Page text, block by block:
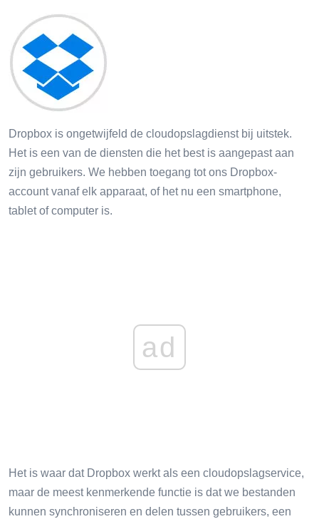
Dropbox is ongetwijfeld de cloudopslagdienst bij uitstek.
Het is een van de diensten die het best is aangepast aan
zijn gebruikers. We hebben toegang tot ons Dropbox-
account vanaf elk apparaat, of het nu een smartphone,
tablet of computer is.
ad
Het is waar dat Dropbox werkt als een cloudopslagservice,
maar de meest kenmerkende functie is dat we bestanden
kunnen synchroniseren en delen tussen gebruikers, een